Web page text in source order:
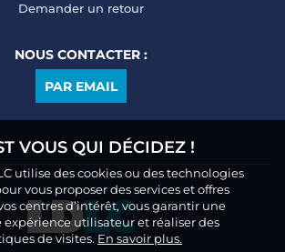
Demander un retour
NOUS CONTACTER :
PAR EMAIL
VOUS QUI DÉCIDEZ !
utilise des cookies ou des technologies
vous proposer des services et offres
centres d’intérêt, vous garantir une
utilisateur et réaliser des
de visites. En savoir plus.